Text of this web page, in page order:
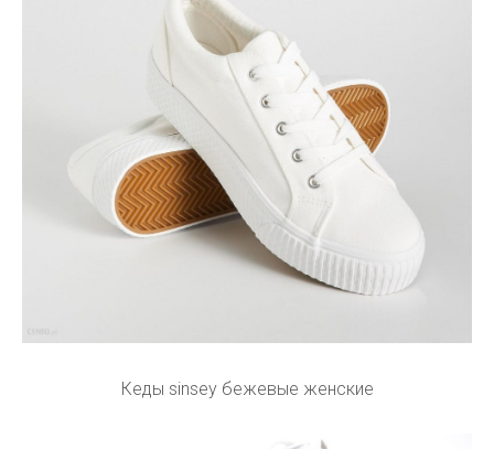
Кеды sinsey бежевые женские